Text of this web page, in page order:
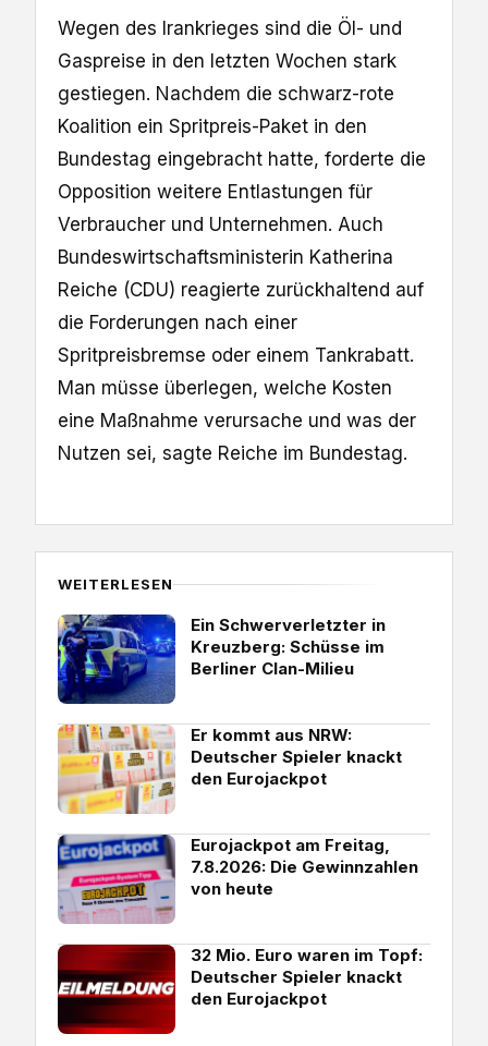
Wegen des Irankrieges sind die Öl- und
Gaspreise in den letzten Wochen stark
gestiegen. Nachdem die schwarz-rote
Koalition ein Spritpreis-Paket in den
Bundestag eingebracht hatte, forderte die
Opposition weitere Entlastungen für
Verbraucher und Unternehmen. Auch
Bundeswirtschaftsministerin Katherina
Reiche (CDU) reagierte zurückhaltend auf
die Forderungen nach einer
Spritpreisbremse oder einem Tankrabatt.
Man müsse überlegen, welche Kosten
eine Maßnahme verursache und was der
Nutzen sei, sagte Reiche im Bundestag.
WEITERLESEN
Ein Schwerverletzter in
Kreuzberg: Schüsse im
Berliner Clan-Milieu
Er kommt aus NRW:
Deutscher Spieler knackt
den Eurojackpot
Eurojackpot am Freitag,
7.8.2026: Die Gewinnzahlen
von heute
32 Mio. Euro waren im Topf:
Deutscher Spieler knackt
den Eurojackpot